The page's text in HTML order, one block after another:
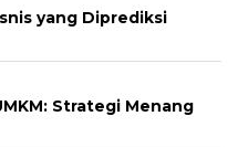
yang Diprediksi
Strategi Menang